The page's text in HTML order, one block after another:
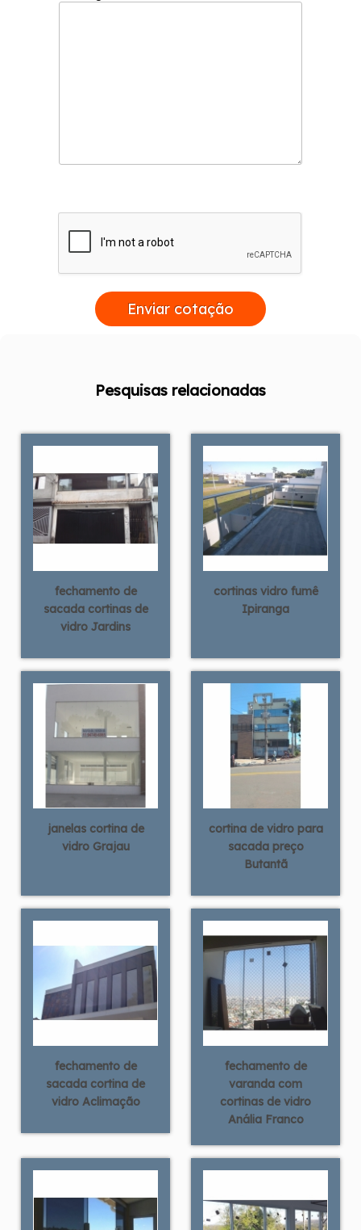
Enviar cotação
Pesquisas relacionadas
fechamento de
sacada cortinas de
vidro Jardins
cortinas vidro fumê
Ipiranga
janelas cortina de
vidro Grajau
cortina de vidro para
sacada preço
Butantã
fechamento de
sacada cortina de
vidro Aclimação
fechamento de
varanda com
cortinas de vidro
Anália Franco